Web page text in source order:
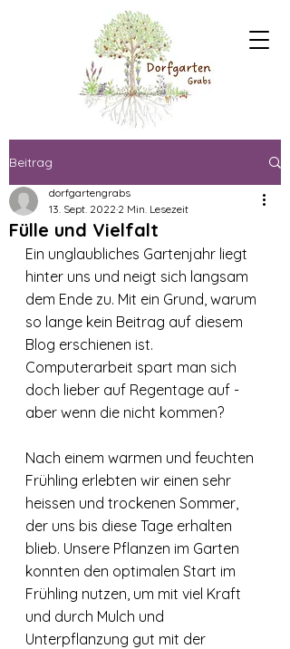
Beitrag
Fülle und Vielfalt
dorfgartengrabs
13. Sept. 2022 2 Min. Lesezeit
Ein unglaubliches Gartenjahr liegt
hinter uns und neigt sich langsam
dem Ende zu. Mit ein Grund, warum
so lange kein Beitrag auf diesem
Blog erschienen ist.
Computerarbeit spart man sich
doch lieber auf Regentage auf -
aber wenn die nicht kommen?
Nach einem warmen und feuchten
Frühling erlebten wir einen sehr
heissen und trockenen Sommer,
der uns bis diese Tage erhalten
blieb. Unsere Pflanzen im Garten
konnten den optimalen Start im
Frühling nutzen, um mit viel Kraft
und durch Mulch und
Unterpflanzung gut mit der